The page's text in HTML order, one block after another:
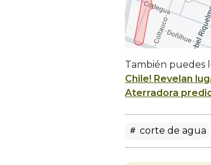
También puedes
Chile! Revelan
Aterradora
corte de agua